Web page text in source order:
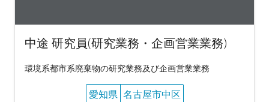
中途 研究員(研究業務・企画営業業務)
環境系都市系廃棄物の研究業務及び企画営業業務
愛知県 名古屋市中区